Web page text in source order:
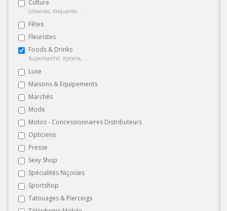
Culture
Librairies, disquaires, ...
Fêtes
Fleuristes
Foods & Drinks
Supermarché, épicerie, ...
Luxe
Maisons & Equipements
Marchés
Mode
Motos - Concessionnaires Distributeurs
Opticiens
Presse
Sexy Shop
Spécialités Niçoises
Sportshop
Tatouages & Piercings